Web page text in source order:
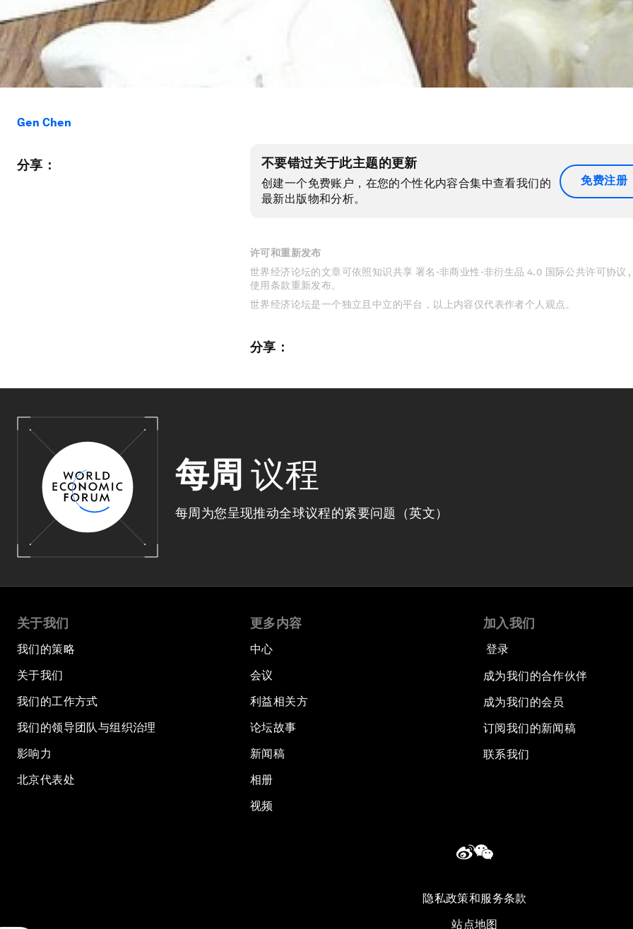
Gen Chen
分享： 不要错过关于此主题的更新
创建一个免费账户，在您的个性化内容合集中查看我们的
最新出版物和分析。
免费注册
许可和重新发布
世界经济论坛的文章可依照知识共享 署名-非商业性-非衍生品 4.0 国际公共许可协议
使用条款重新发布。
世界经济论坛是一个独立且中立的平台，以上内容仅代表作者个人观点。
分享：
每周 议程
每周为您呈现推动全球议程的紧要问题（英文）
关于我们
我们的策略
关于我们
我们的工作方式
我们的领导团队与组织治理
影响力
北京代表处
更多内容
中心
会议
利益相关方
论坛故事
新闻稿
相册
视频
加入我们
登录
成为我们的合作伙伴
成为我们的会员
订阅我们的新闻稿
联系我们
隐私政策和服务条款
站点地图